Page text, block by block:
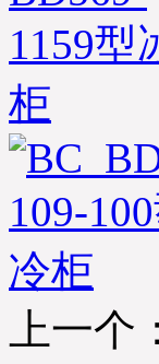
统录入；为您提供
细、便捷的全程服
部分时间紧急的客
接拨打优凯发货部
话：0551-
※ 浙江杭州-洪经
购的水果保鲜柜，
熟食柜，鲜肉柜，
示柜等超市冷藏展
经检测合格准时
货，出厂标准木框
物流公司：德邦物
号：DB12018920-
您电话在未来3日
及时查收货物；
上一个：